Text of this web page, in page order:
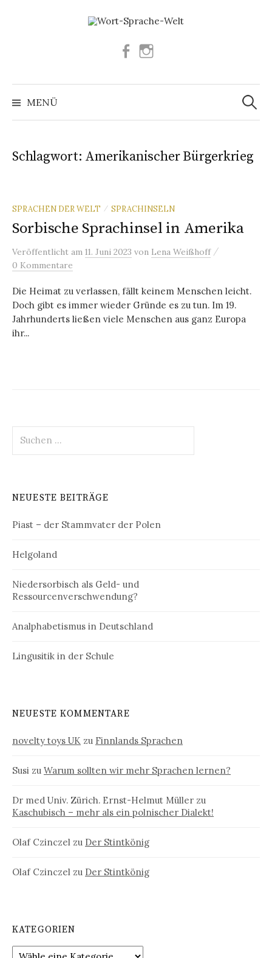
Facebook
MENÜ
Suchen
nach:
Schlagwort: Amerikanischer Bürgerkrieg
SPRACHEN DER WELT / SPRACHINSELN
Sorbische Sprachinsel in Amerika
Veröffentlicht am 11. Juni 2023 von Lena Weißhoff /
0 Kommentare
Die Heimat zu verlassen, fällt keinem Menschen leicht.
Doch gibt es immer wieder Gründe es zu tun. Im 19.
Jahrhunderts ließen viele Menschen aus ganz Europa
ihr...
nach:
NEUESTE BEITRÄGE
Piast – der Stammvater der Polen
Helgoland
Niedersorbisch als Geld- und
Ressourcenverschwendung?
Analphabetismus in Deutschland
Lingusitik in der Schule
NEUESTE KOMMENTARE
novelty toys UK zu Finnlands Sprachen
Susi zu Warum sollten wir mehr Sprachen lernen?
Dr med Univ. Zürich. Ernst-Helmut Müller zu
Kaschubisch – mehr als ein polnischer Dialekt!
Olaf Czinczel zu Der Stintkönig
Olaf Czinczel zu Der Stintkönig
KATEGORIEN